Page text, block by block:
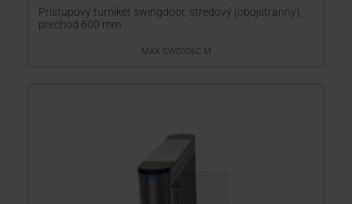
Prístupový turniket swingdoor, stredový (obojstranný),
prechod 600 mm
MAX SWD306C M